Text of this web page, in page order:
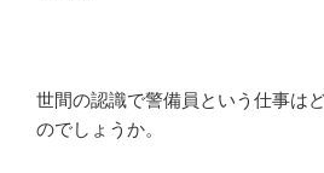
世間の認識で警備員という仕事は
のでしょうか。